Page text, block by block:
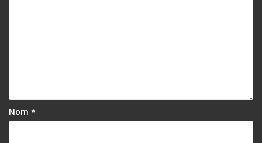
Nom *